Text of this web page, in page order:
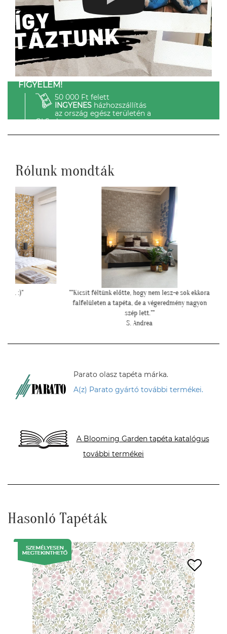
FIGYELEM!
50 000 Ft felett
INGYENESházhozszállítás
az ország egész területén a
GLS-el.
Rólunk mondták
""Kicsit féltünk előtte, hogy nem lesz-e sok ekkora
falfelületen a tapéta, de a végeredmény nagyon
szép lett.""
S. Andrea
"Kedves
Parato olasz tapéta márka.
A(z) Parato gyártó további termékei.
A Blooming Garden tapéta katalógus
további termékei
Hasonló Tapéták